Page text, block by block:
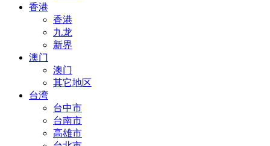
香港
香港
九龙
新界
澳门
澳门
其它地区
台湾
台中市
台南市
高雄市